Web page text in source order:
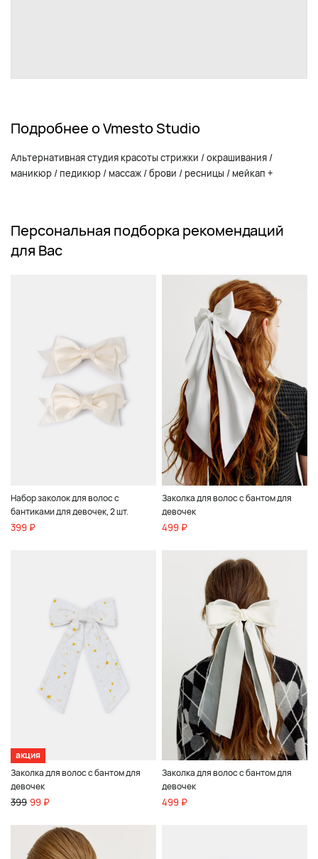
Подробнее о Vmesto Studio
Альтернативная студия красоты стрижки / окрашивания /
маникюр / педикюр / массаж / брови / ресницы / мейкап +
Персональная подборка рекомендаций
для Вас
Набор заколок для волос с
бантиками для девочек, 2 шт.
399 ₽
Заколка для волос с бантом для
девочек
499 ₽
акция
Заколка для волос с бантом для
девочек
399 99 ₽
Заколка для волос с бантом для
девочек
499 ₽